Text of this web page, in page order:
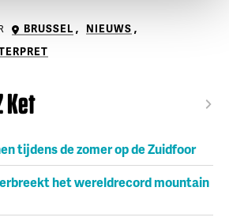
BRUSSEL , NIEUWS ,
Ket
tijdens de zomer op de Zuidfoor
het wereldrecord mountain